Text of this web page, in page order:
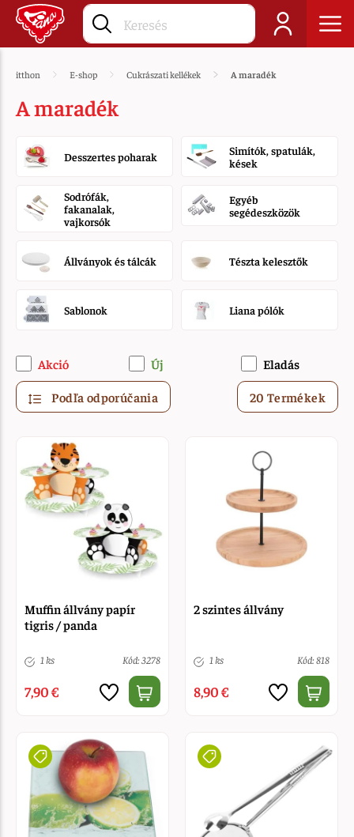
itthon E-shop Cukrászati kellékek A maradék
A maradék
Desszertes poharak
Simítók, spatulák,
kések
Sodrófák,
fakanalak,
vajkorsók
Egyéb
segédeszközök
Állványok és tálcák Tészta kelesztők
Sablonok Liana pólók
Akció Új Eladás
Podľa odporúčania 20 Termékek
Muffin állvány papír
tigris / panda
1 ks Kód: 3278
7,90 €
2 szintes állvány
1 ks Kód: 818
8,90 €